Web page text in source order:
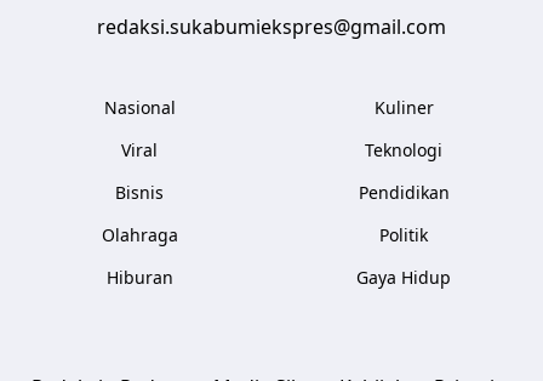
redaksi.sukabumiekspres@gmail.com
Nasional
Viral
Bisnis
Olahraga
Hiburan
Kuliner
Teknologi
Pendidikan
Politik
Gaya Hidup